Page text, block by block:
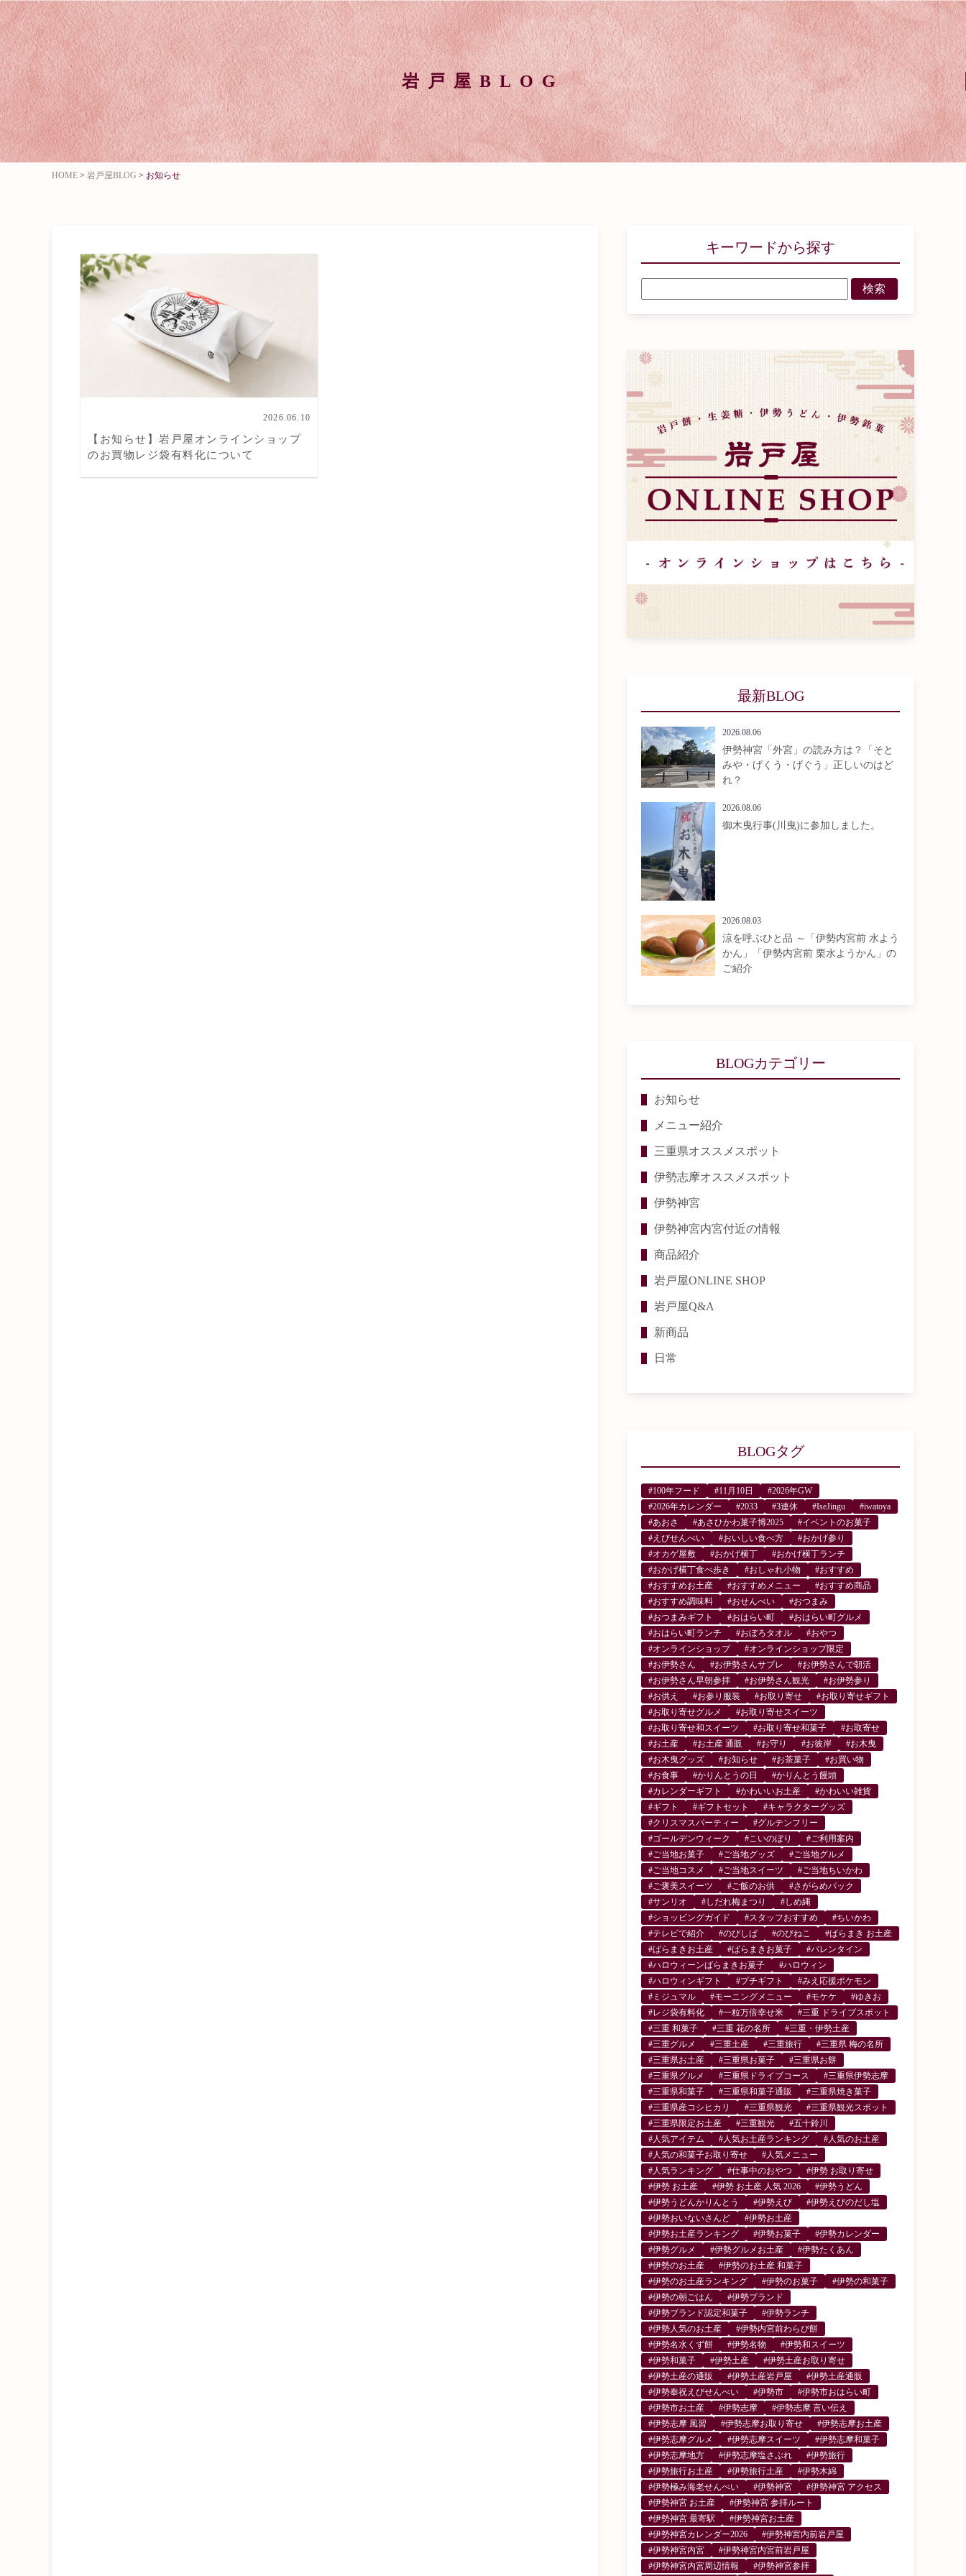
岩戸屋BLOG
HOME > 岩戸屋BLOG > お知らせ
2026.06.10
【お知らせ】岩戸屋オンラインショップ
のお買物レジ袋有料化について
キーワードから探す
検索
最新BLOG
2026.08.06
伊勢神宮「外宮」の読み方は？「そと
みや・げくう・げぐう」正しいのはど
れ？
2026.08.06
御木曳行事(川曳)に参加しました。
2026.08.03
涼を呼ぶひと品 ～「伊勢内宮前 水よう
かん」「伊勢内宮前 栗水ようかん」の
ご紹介
BLOGカテゴリー
お知らせ
メニュー紹介
三重県オススメスポット
伊勢志摩オススメスポット
伊勢神宮
伊勢神宮内宮付近の情報
商品紹介
岩戸屋ONLINE SHOP
岩戸屋Q&A
新商品
日常
BLOGタグ
#100年フード #11月10日
#2026年GW
#2026年カレンダー
#2033 #3連休 #IseJingu
#iwatoya
#あおさ
#あさひかわ菓子博2025
#イベントのお菓子
#えびせんべい
#おいしい食べ方
#おかげ参り
#オカゲ屋敷
#おかげ横丁
#おかげ横丁ランチ
#おかげ横丁食べ歩き
#おしゃれ小物
#おすすめ
#おすすめお土産
#おすすめメニュー
#おすすめ商品
#おすすめ調味料
#おせんべい
#おつまみ
#おつまみギフト
#おはらい町
#おはらい町グルメ
#おはらい町ランチ
#おぼろタオル
#おやつ
#オンラインショップ
#オンラインショップ限定
#お伊勢さん
#お伊勢さんサブレ
#お伊勢さんで朝活
#お伊勢さん早朝参拝
#お伊勢さん観光
#お伊勢参り
#お供え
#お参り服装 #お取り寄せ
#お取り寄せギフト
#お取り寄せグルメ
#お取り寄せスイーツ
#お取り寄せ和スイーツ
#お取り寄せ和菓子
#お取寄せ
#お土産
#お土産 通販 #お守り #お彼岸
#お木曳
#お木曳グッズ
#お知らせ #お茶菓子
#お買い物
#お食事
#かりんとうの日
#かりんとう饅頭
#カレンダーギフト
#かわいいお土産
#かわいい雑貨
#ギフト
#ギフトセット
#キャラクターグッズ
#クリスマスパーティー
#グルテンフリー
#ゴールデンウィーク
#こいのぼり
#ご利用案内
#ご当地お菓子
#ご当地グッズ
#ご当地グルメ
#ご当地コスメ
#ご当地スイーツ
#ご当地ちいかわ
#ご褒美スイーツ
#ご飯のお供
#さがらめパック
#サンリオ
#しだれ梅まつり
#しめ縄
#ショッピングガイド
#スタッフおすすめ
#ちいかわ
#テレビで紹介
#のびしば #のびねこ
#ばらまき お土産
#ばらまきお土産
#ばらまきお菓子
#バレンタイン
#ハロウィーンばらまきお菓子
#ハロウィン
#ハロウィンギフト
#プチギフト
#みえ応援ポケモン
#ミジュマル
#モーニングメニュー #モケケ
#ゆきお
#レジ袋有料化
#一粒万倍幸せ米
#三重 ドライブスポット
#三重 和菓子
#三重 花の名所
#三重・伊勢土産
#三重グルメ
#三重土産 #三重旅行
#三重県 梅の名所
#三重県お土産
#三重県お菓子
#三重県お餅
#三重県グルメ
#三重県ドライブコース
#三重県伊勢志摩
#三重県和菓子
#三重県和菓子通販
#三重県焼き菓子
#三重県産コシヒカリ
#三重県観光
#三重県観光スポット
#三重県限定お土産
#三重観光
#五十鈴川
#人気アイテム
#人気お土産ランキング
#人気のお土産
#人気の和菓子お取り寄せ
#人気メニュー
#人気ランキング
#仕事中のおやつ
#伊勢 お取り寄せ
#伊勢 お土産
#伊勢 お土産 人気 2026
#伊勢うどん
#伊勢うどんかりんとう
#伊勢えび
#伊勢えびのだし塩
#伊勢おいないさんど
#伊勢お土産
#伊勢お土産ランキング
#伊勢お菓子
#伊勢カレンダー
#伊勢グルメ
#伊勢グルメお土産
#伊勢たくあん
#伊勢のお土産
#伊勢のお土産 和菓子
#伊勢のお土産ランキング
#伊勢のお菓子
#伊勢の和菓子
#伊勢の朝ごはん
#伊勢ブランド
#伊勢ブランド認定和菓子
#伊勢ランチ
#伊勢人気のお土産
#伊勢内宮前わらび餅
#伊勢名水くず餅
#伊勢名物
#伊勢和スイーツ
#伊勢和菓子
#伊勢土産
#伊勢土産お取り寄せ
#伊勢土産の通販
#伊勢土産岩戸屋
#伊勢土産通販
#伊勢奉祝えびせんべい
#伊勢市
#伊勢市おはらい町
#伊勢市お土産
#伊勢志摩
#伊勢志摩 言い伝え
#伊勢志摩 風習
#伊勢志摩お取り寄せ
#伊勢志摩お土産
#伊勢志摩グルメ
#伊勢志摩スイーツ
#伊勢志摩和菓子
#伊勢志摩地方
#伊勢志摩塩さぶれ
#伊勢旅行
#伊勢旅行お土産
#伊勢旅行土産
#伊勢木綿
#伊勢極み海老せんべい
#伊勢神宮
#伊勢神宮 アクセス
#伊勢神宮 お土産
#伊勢神宮 参拝ルート
#伊勢神宮 最寄駅
#伊勢神宮お土産
#伊勢神宮カレンダー2026
#伊勢神宮内前岩戸屋
#伊勢神宮内宮
#伊勢神宮内宮前岩戸屋
#伊勢神宮内宮周辺情報
#伊勢神宮参拝